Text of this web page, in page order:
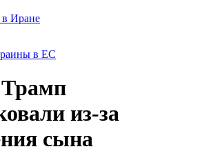
Иране
в ЕС
из-за
сына